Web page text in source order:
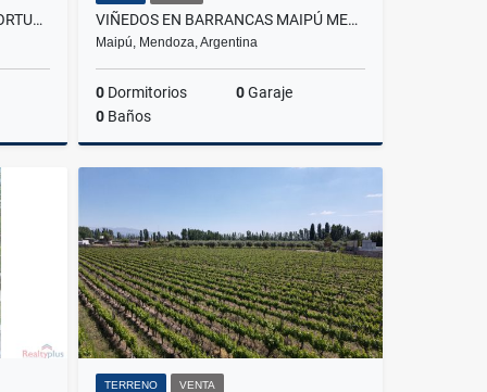
VENDE LOTE DE 118.000 M² OPORTUNIDAD DE INVERSIÓN EN LAS HERAS VIÑEDOS EN BARRANCAS MAIPÚ MENDOZA
Maipú, Mendoza, Argentina
0Dormitorios 0Garaje
0Baños
Venta
US$1,400,000
TERRENO VENTA